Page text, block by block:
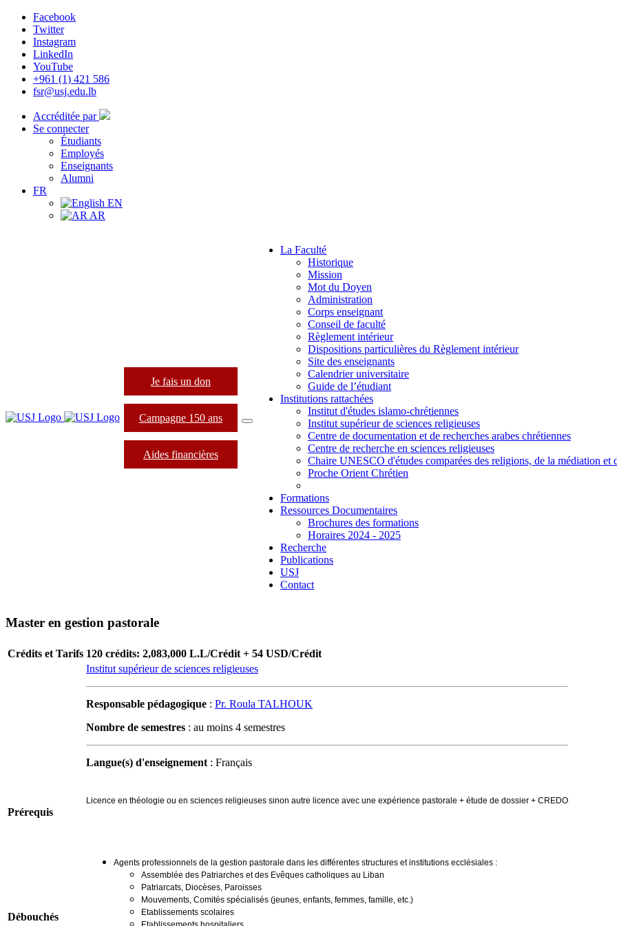
Facebook
Twitter
Instagram
LinkedIn
YouTube
+961 (1) 421 586
fsr@usj.edu.lb
Accréditée par
Se connecter
Étudiants
Employés
Enseignants
Alumni
FR
EN
AR
Je fais un don
Campagne 150 ans
Aides financières
La Faculté
Historique
Mission
Mot du Doyen
Administration
Corps enseignant
Conseil de faculté
Règlement intérieur
Dispositions particulières du Règlement intérieur
Site des enseignants
Calendrier universitaire
Guide de l’étudiant
Institutions rattachées
Institut d'études islamo-chrétiennes
Institut supérieur de sciences religieuses
Centre de documentation et de recherches arabes chrétiennes
Centre de recherche en sciences religieuses
Chaire UNESCO d'études comparées des religions, de la médiation et
Proche Orient Chrétien
Formations
Ressources Documentaires
Brochures des formations
Horaires 2024 - 2025
Recherche
Publications
USJ
Contact
Master en gestion pastorale
Crédits et Tarifs 120 crédits: 2,083,000 L.L/Crédit + 54 USD/Crédit
Institut supérieur de sciences religieuses
Responsable pédagogique : Pr. Roula TALHOUK
Nombre de semestres : au moins 4 semestres
Langue(s) d'enseignement: Français
Prérequis
Licence en théologie ou en sciences religieuses sinon autre licence avec une expérience pastorale + étude de dossier + CREDO
Débouchés
Agents professionnels de la gestion pastorale dans les différentes structures et institutions ecclésiales :
Assemblée des Patriarches et des Evêques catholiques au Liban
Patriarcats, Diocèses, Paroisses
Mouvements, Comités spécialisés (jeunes, enfants, femmes, famille, etc.)
Etablissements scolaires